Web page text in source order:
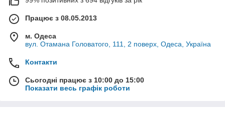
Працює з 08.05.2013
м. Одеса
вул. Отамана Головатого, 111, 2 поверх, Одеса, Україна
Контакти
Сьогодні працює з 10:00 до 15:00
Показати весь графік роботи